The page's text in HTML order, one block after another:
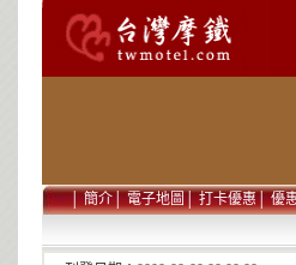
│簡介│電子地圖│打卡優惠│優